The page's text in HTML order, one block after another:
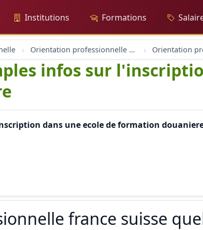
Institutions Formations
Orientation professionnelle et professionnel
infos sur
dans une ecole de formation
france suisse